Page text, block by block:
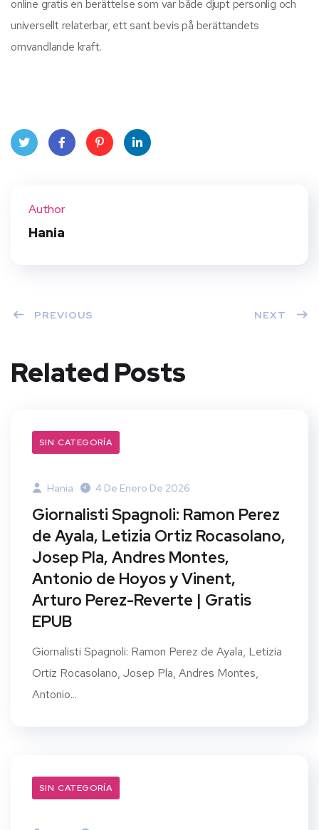
online gratis en berättelse som var både djupt personlig och
universellt relaterbar, ett sant bevis på berättandets
omvandlande kraft.
Author
Hania
PREVIOUS NEXT
Related Posts
SIN CATEGORÍA
Hania 4 De Enero De 2026
Giornalisti Spagnoli: Ramon Perez
de Ayala, Letizia Ortiz Rocasolano,
Josep Pla, Andres Montes,
Antonio de Hoyos y Vinent,
Arturo Perez-Reverte | Gratis
EPUB
Giornalisti Spagnoli: Ramon Perez de Ayala, Letizia
Ortiz Rocasolano, Josep Pla, Andres Montes,
Antonio...
SIN CATEGORÍA